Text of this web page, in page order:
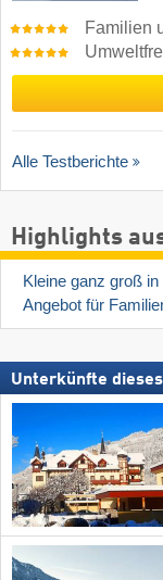
Familien
Alle Testberichte
Highlights
Kleine ganz groß
Angebot für
Unterkünfte